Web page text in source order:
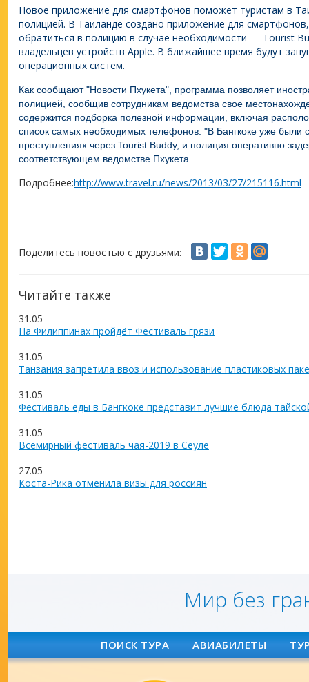
Новое приложение для смартфонов поможет туристам в
полицией. В Таиланде создано приложение для
обратиться в полицию в случае необходимости — Tourist
владельцев устройств Apple. В ближайшее время будут
операционных систем.
Как сообщают "Новости Пхукета", программа позволяет
полицией, сообщив сотрудникам ведомства свое
содержится подборка полезной информации, включая
список самых необходимых телефонов. "В Бангкоке уже были
преступлениях через Tourist Buddy, и полиция оперативно
соответствующем ведомстве Пхукета.
Подробнее:http://www.travel.ru/news/2013/03/27/215116.html
Поделитесь новостью с друзьями:
Читайте также
31.05
На Филиппинах пройдёт Фестиваль грязи
31.05
Танзания запретила ввоз и использование пластиковых
31.05
Фестиваль еды в Бангкоке представит лучшие блюда
31.05
Всемирный фестиваль чая-2019 в Сеуле
27.05
Коста-Рика отменила визы для россиян
Мир без
ПОИСК ТУРА АВИАБИЛЕТЫ